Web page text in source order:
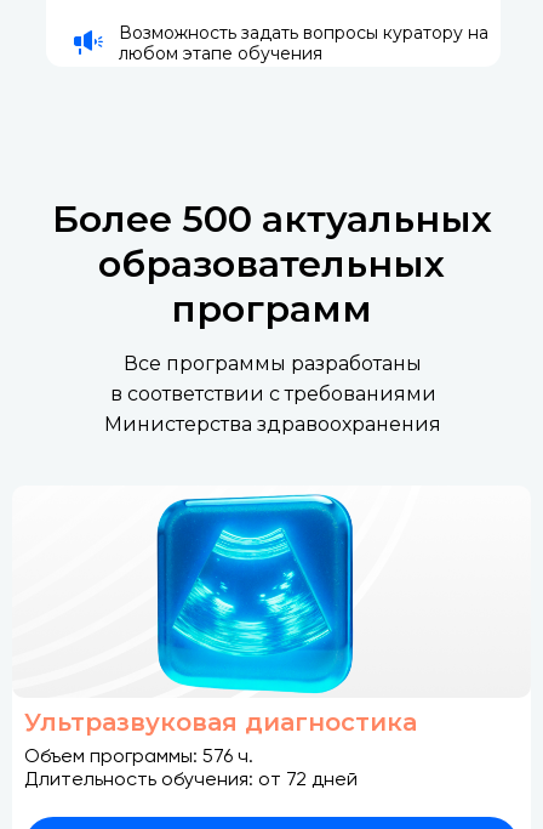
Возможность задать вопросы куратору на
любом этапе обучения
Более 500 актуальных
образовательных
программ
Все программы разработаны
в соответствии с требованиями
Министерства здравоохранения
Ультразвуковая диагностика
Объем программы: 576 ч.
Длительность обучения: от 72 дней